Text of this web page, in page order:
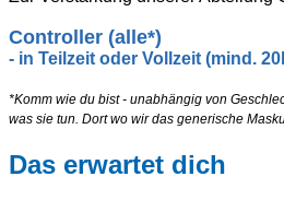
Controller (alle*)
- in Teilzeit oder Vollzeit (mind.
*Komm wie du bist - unabhängig von
was sie tun. Dort wo wir das generische
Das erwartet dich